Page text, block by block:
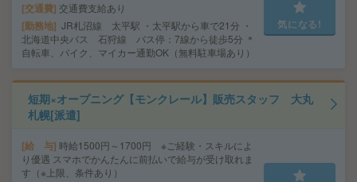
交通費 交通費支給あり
勤務地 JR札沼線 太平駅 ・太平駅から車で21分 ・
北海道中央バス 石狩線 バス停：7線から徒歩5分 ＊
自転車、バイク、マイカー通勤OK（無料駐車場あり）
気になる!
短期×オープニング【モンクレール】販売スタッフ 大丸
札幌[派遣]
給 与 時給1500円～1700円 ※ご経験・スキルによ
り優遇 スマホでかんたんに前払いで給与が受け取れま
す（※上限、条件あり）